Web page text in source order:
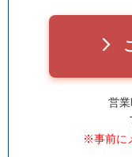
営
※事前に